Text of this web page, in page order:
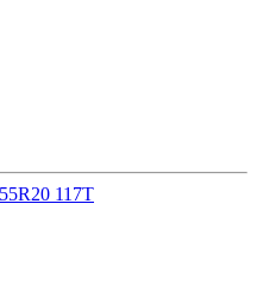
117T